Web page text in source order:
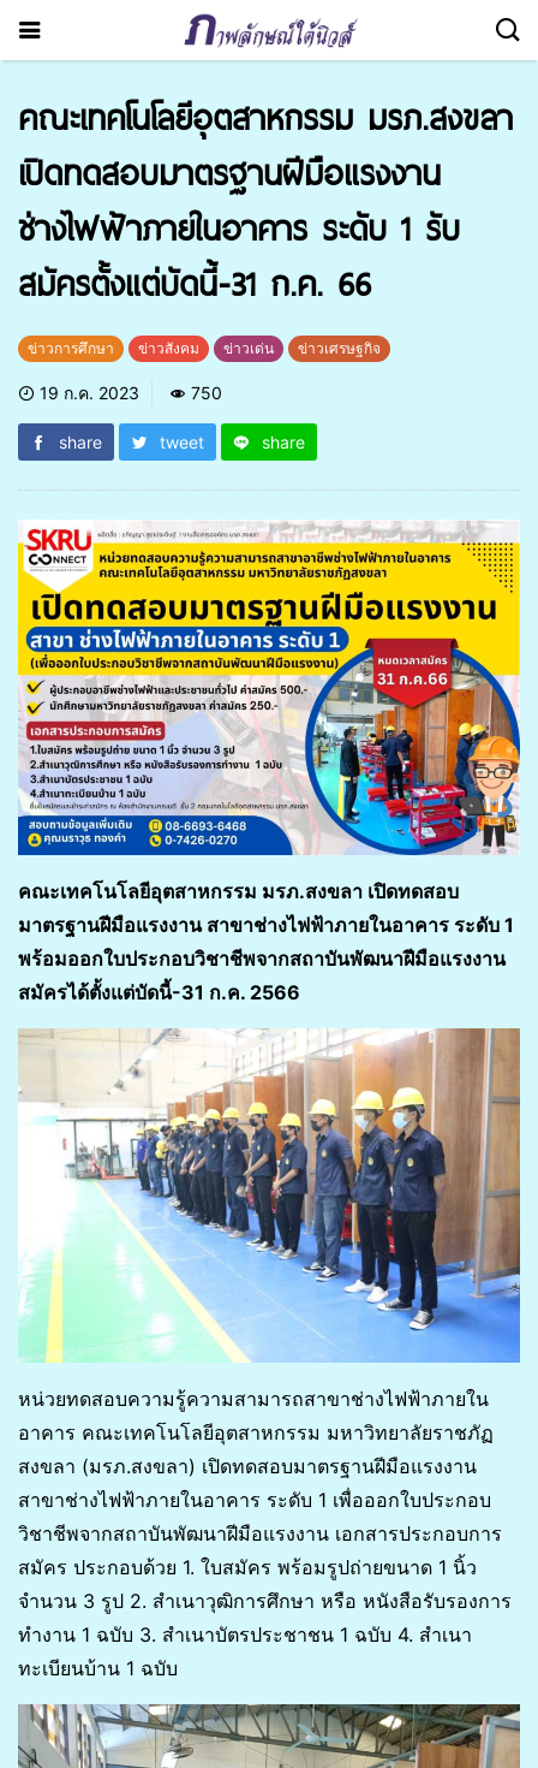
คณะเทคโนโลยีอุตสาหกรรม มรภ.สงขลา
เปิดทดสอบมาตรฐานฝีมือแรงงาน
ช่างไฟฟ้าภายในอาคาร ระดับ 1 รับ
สมัครตั้งแต่บัดนี้-31 ก.ค. 66
ข่าวการศึกษา ข่าวสังคม ข่าวเด่น ข่าวเศรษฐกิจ
19 ก.ค. 2023 750
share tweet share
คณะเทคโนโลยีอุตสาหกรรม มรภ.สงขลา เปิดทดสอบ
มาตรฐานฝีมือแรงงาน สาขาช่างไฟฟ้าภายในอาคาร ระดับ 1
พร้อมออกใบประกอบวิชาชีพจากสถาบันพัฒนาฝีมือแรงงาน
สมัครได้ตั้งแต่บัดนี้-31 ก.ค. 2566
หน่วยทดสอบความรู้ความสามารถสาขาช่างไฟฟ้าภายใน
อาคาร คณะเทคโนโลยีอุตสาหกรรม มหาวิทยาลัยราชภัฏ
สงขลา (มรภ.สงขลา) เปิดทดสอบมาตรฐานฝีมือแรงงาน
สาขาช่างไฟฟ้าภายในอาคาร ระดับ 1 เพื่อออกใบประกอบ
วิชาชีพจากสถาบันพัฒนาฝีมือแรงงาน เอกสารประกอบการ
สมัคร ประกอบด้วย 1. ใบสมัคร พร้อมรูปถ่ายขนาด 1 นิ้ว
จำนวน 3 รูป 2. สำเนาวุฒิการศึกษา หรือ หนังสือรับรองการ
ทำงาน 1 ฉบับ 3. สำเนาบัตรประชาชน 1 ฉบับ 4. สำเนา
ทะเบียนบ้าน 1 ฉบับ